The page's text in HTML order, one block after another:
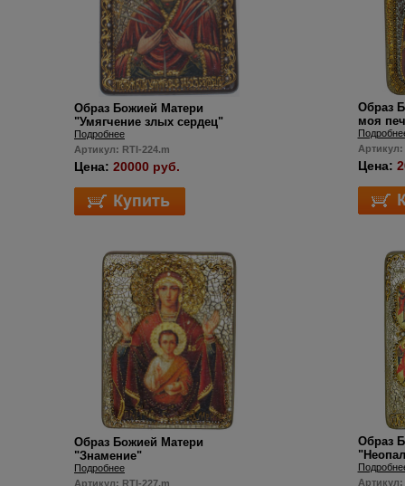
Образ Божией Матери
"Умягчение злых сердец"
Подробнее
Артикул: RTI-224.m
Цена: 20000 руб.
Образ
моя
Артикул:
Цена:
Образ Божией Матери
"Знамение"
Подробнее
Артикул: RTI-227.m
Образ
Артикул: